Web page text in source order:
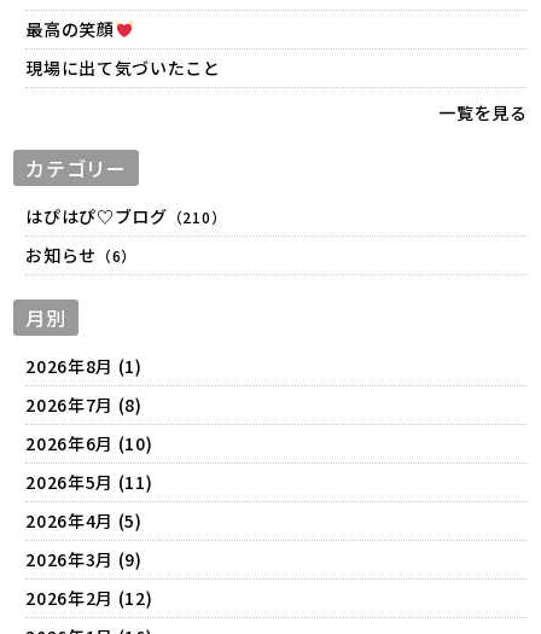
最高の笑顔
現場に出て気づいたこと
一覧を見る
カテゴリー
はぴはぴ♡ブログ （210）
お知らせ （6）
月別
2026年8月 (1)
2026年7月 (8)
2026年6月 (10)
2026年5月 (11)
2026年4月 (5)
2026年3月 (9)
2026年2月 (12)